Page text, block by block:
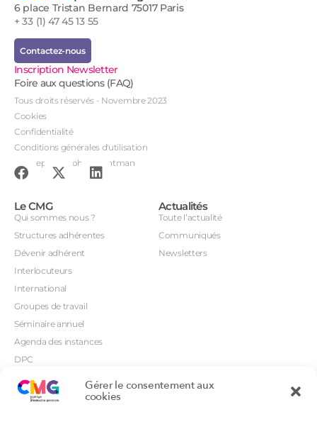
Gérer le consentement aux
cookies
6 place Tristan Bernard 75017 Paris
+ 33 (1) 47 45 13 55
Contactez-nous
Inscription Newsletter
Foire aux questions (FAQ)
Tous droits réservés - Novembre 2023
Cookies
Confidentialité
Conditions générales d'utilisation
Conception : John Brightman
Le CMG
Qui sommes nous ?
Structures adhérentes
Dévenir adhérent
Interlocuteurs
International
Groupes de travail
Séminaire annuel
Agenda des instances
DPC
Orientations prioritaires
Actualités
Toute l’actualité
Communiqués
Newsletters